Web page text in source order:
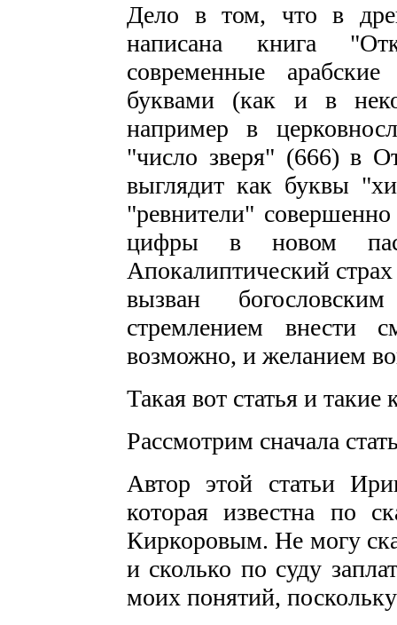
Дело в том, что в
написана книга
современные
буквами (как и в
например в
"число зверя" (666) в
выглядит как буквы
"ревнители"
цифры в новом
Апокалиптический
вызван
стремлением внести
возможно, и желанием
Такая вот статья и
Рассмотрим сначала
Автор этой статьи
которая известна по
Киркоровым. Не могу
и сколько по суду
моих понятий,